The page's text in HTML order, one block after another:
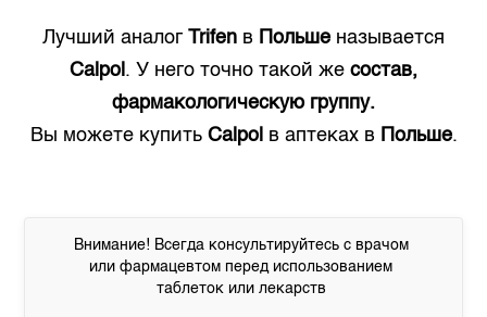
Лучший аналог Trifen в Польше называется
Calpol . У него точно такой же состав,
фармакологическую группу.
Вы можете купить Calpol в аптеках в Польше.
Внимание! Всегда консультируйтесь с врачом
или фармацевтом перед использованием
таблеток или лекарств